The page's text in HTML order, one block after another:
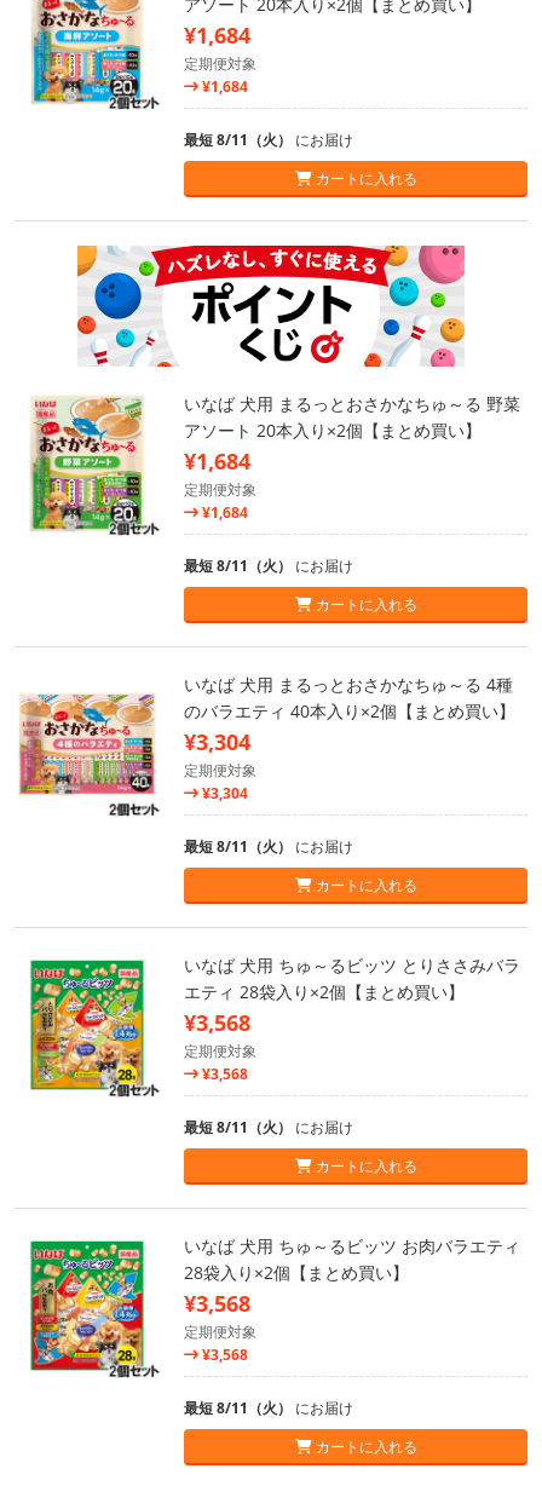
アソート 20本入り×2個【まとめ買い】
¥1,684
定期便対象
¥1,684
最短 8/11（火） にお届け
カートに入れる
いなば 犬用 まるっとおさかなちゅ～る 野菜
アソート 20本入り×2個【まとめ買い】
¥1,684
定期便対象
¥1,684
最短 8/11（火） にお届け
カートに入れる
いなば 犬用 まるっとおさかなちゅ～る 4種
のバラエティ 40本入り×2個【まとめ買い】
¥3,304
定期便対象
¥3,304
最短 8/11（火） にお届け
カートに入れる
いなば 犬用 ちゅ～るビッツ とりささみバラ
エティ 28袋入り×2個【まとめ買い】
¥3,568
定期便対象
¥3,568
最短 8/11（火） にお届け
カートに入れる
いなば 犬用 ちゅ～るビッツ お肉バラエティ
28袋入り×2個【まとめ買い】
¥3,568
定期便対象
¥3,568
最短 8/11（火） にお届け
カートに入れる